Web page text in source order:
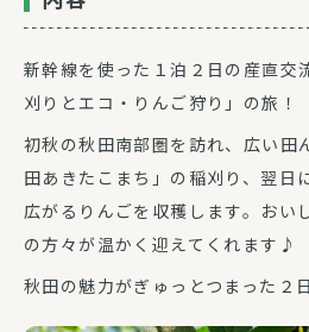
新幹線を使った１泊２日の産直交
刈りとエコ・りんご狩り」の旅！
初秋の秋田南部圏を訪れ、広い田
田あきたこまち」の稲刈り、翌日
広がるりんごを収穫します。おい
の方々が温かく迎えてくれます♪
秋田の魅力がぎゅっとつまった２